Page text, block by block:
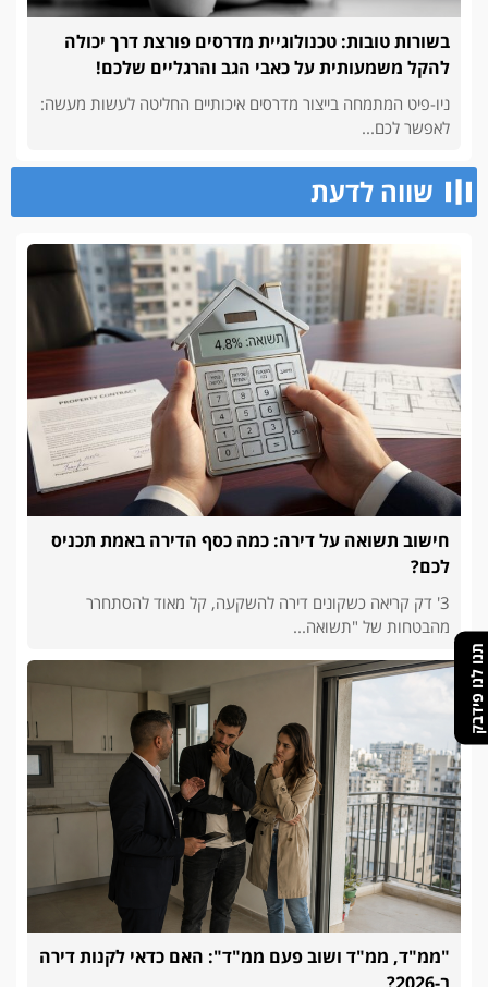
תנו לנו פידבק
בשורות טובות: טכנולוגיית מדרסים פורצת דרך יכולה
להקל משמעותית על כאבי הגב והרגליים שלכם!
ניו-פיט המתמחה בייצור מדרסים איכותיים החליטה לעשות מעשה:
לאפשר לכם...
שווה לדעת
חישוב תשואה על דירה: כמה כסף הדירה באמת תכניס
לכם?
3' דק קריאה כשקונים דירה להשקעה, קל מאוד להסתחרר
מהבטחות של "תשואה...
"ממ"ד, ממ"ד ושוב פעם ממ"ד": האם כדאי לקנות דירה